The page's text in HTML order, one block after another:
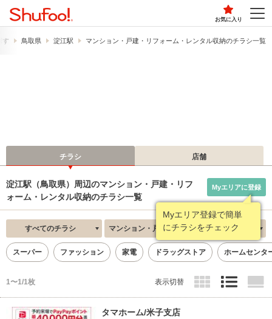
お気に入り
す 鳥取県 淀江駅 マンション・戸建・リフォーム・レンタル収納のチラシ一覧
チラシ 店舗
淀江駅（鳥取県）周辺のマンション・戸建・リフ
ォーム・レンタル収納のチラシ一覧
Myエリア登録で簡単
にチラシをチェック
Myエリアに登録
すべてのチラシ マンション・戸建・リフォーム・レンタル収納 新着順
スーパー ファッション 家電 ドラッグストア ホームセンタ
1〜1/1枚 表示切替
タマホーム/米子支店